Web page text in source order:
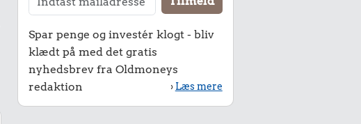
Spar penge og investér klogt - bliv
klædt på med det gratis
nyhedsbrev fra Oldmoneys
redaktion
› Læs mere